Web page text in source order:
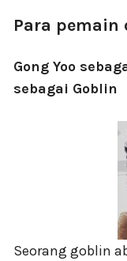
Para pemain
Gong Yoo
sebagai Goblin
Seorang goblin